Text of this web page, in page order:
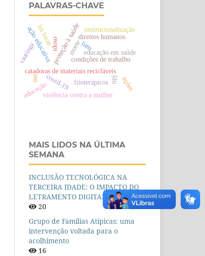
PALAVRAS-CHAVE
catadoras de materiais recicláveis
condições de trabalho
educação em saúde
covid-19
idoso
proteção à saúde
ação educativa
fitoterápicos
educação
morteluto
direitos humanos
npj
institucionalização
lei lucas
violência contra a mulher
ações
sus
caatinga
MAIS LIDOS NA ÚLTIMA
SEMANA
INCLUSÃO TECNOLÓGICA NA
TERCEIRA IDADE: O IMPACTO DO
LETRAMENTO DIGITAL
20
Grupo de Famílias Atípicas: uma
intervenção voltada para o
acolhimento
16